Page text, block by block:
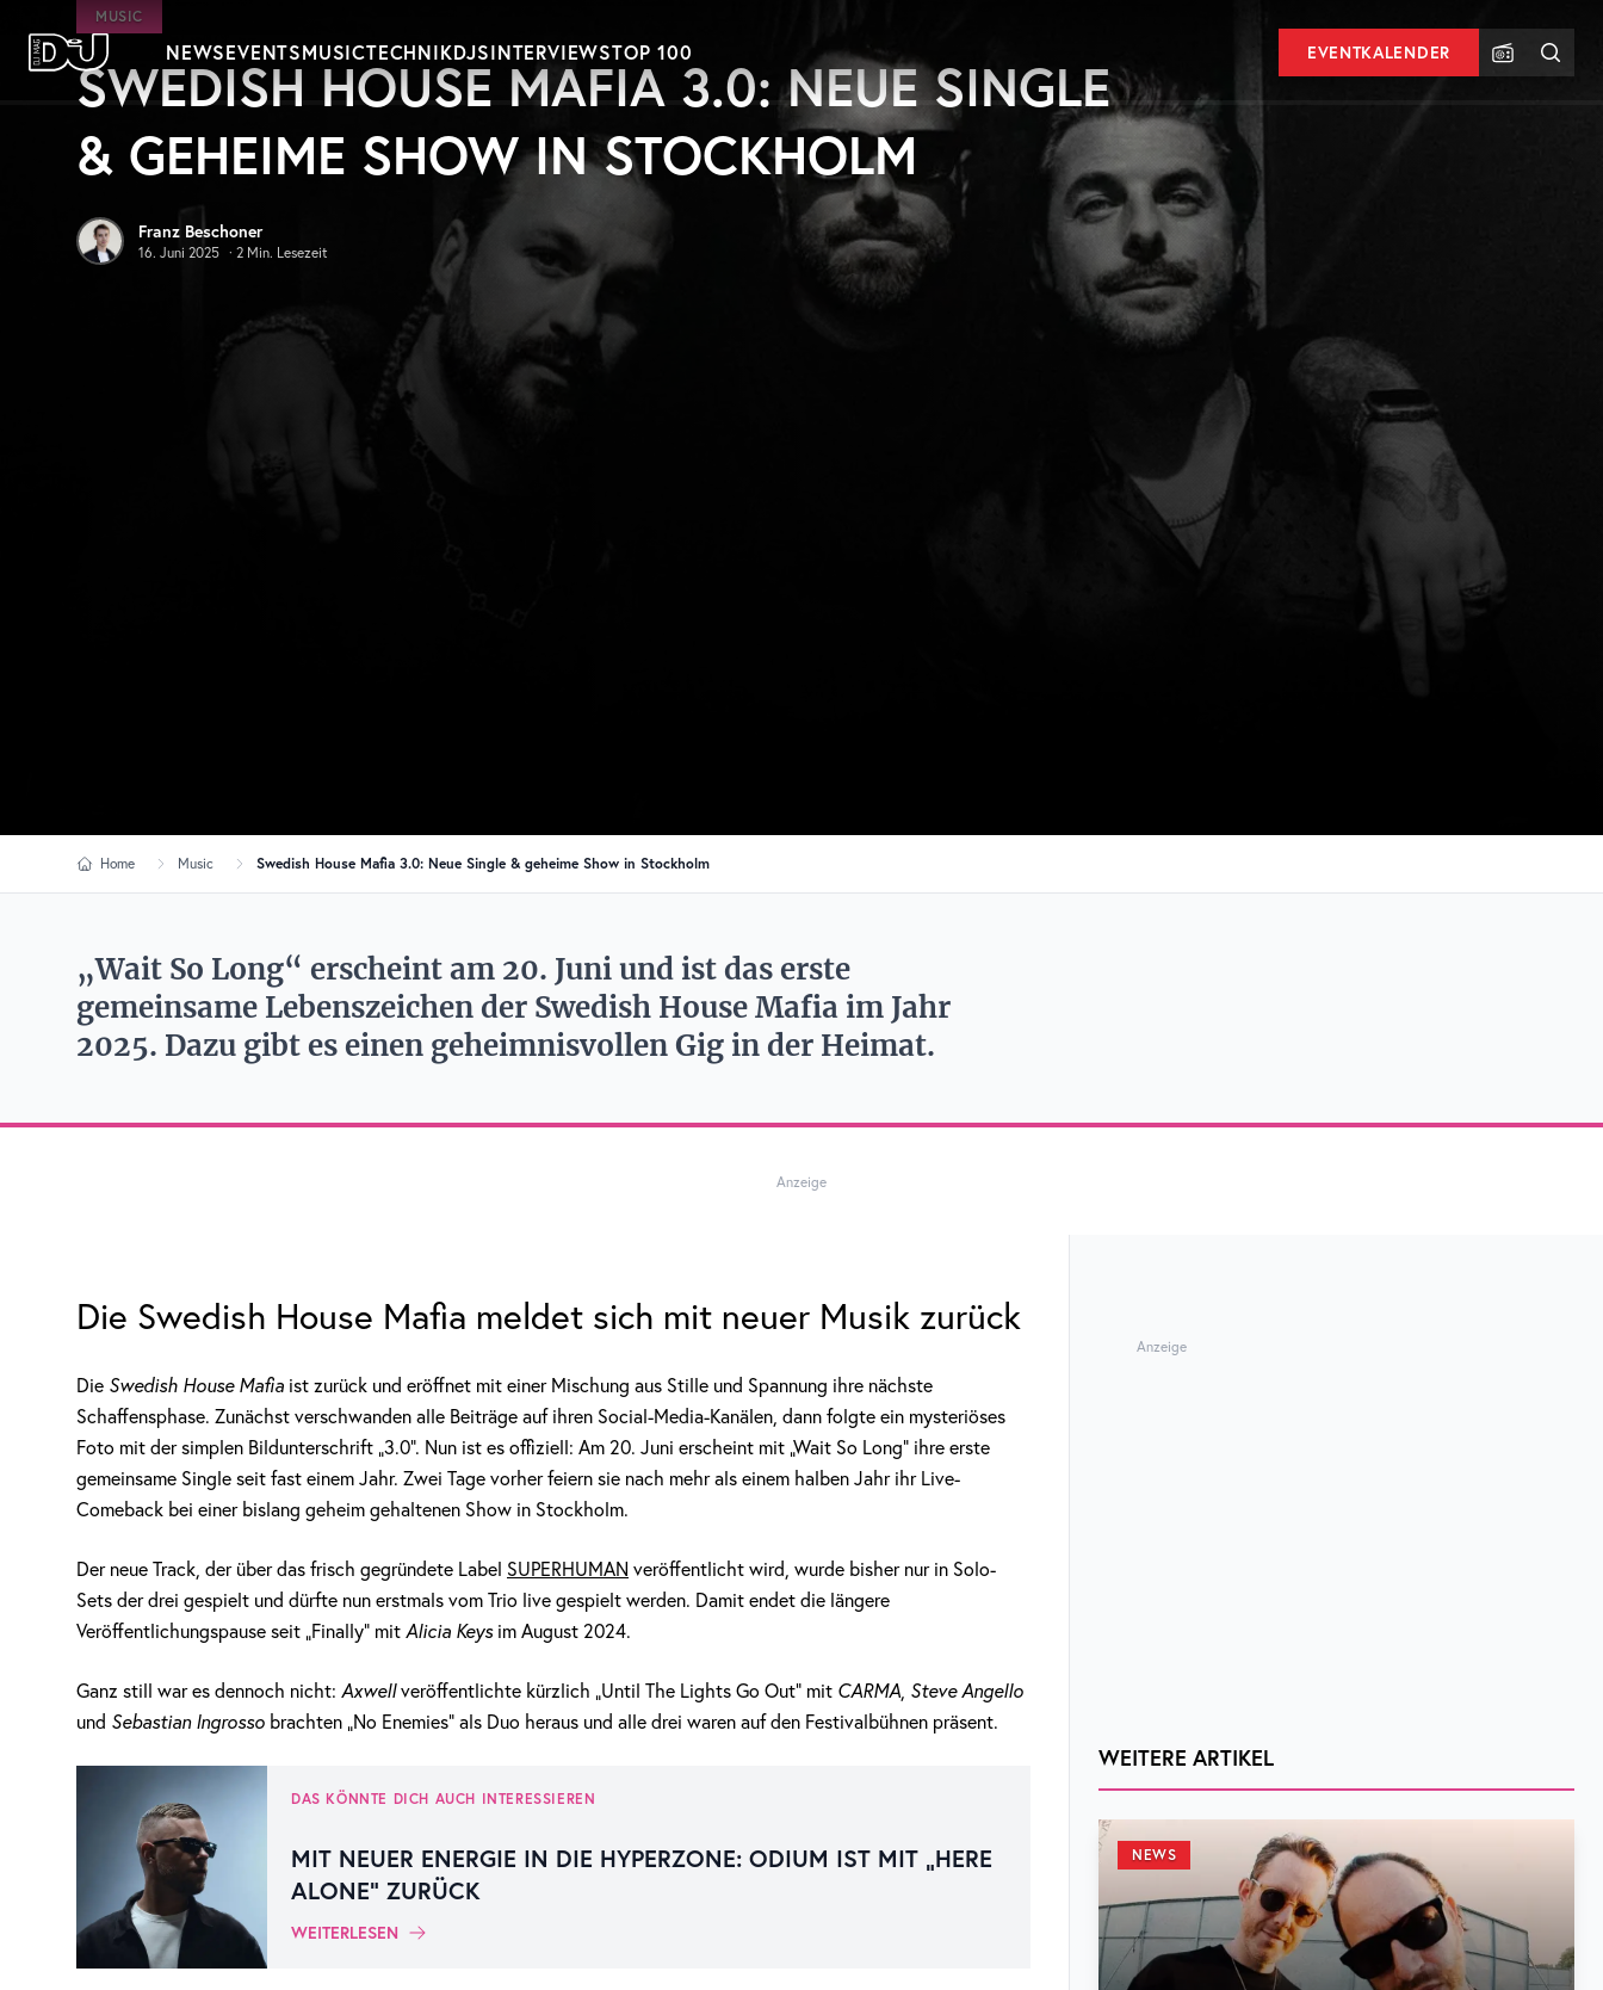
Zum Hauptinhalt springen
DJ Mag Germany
NEWSEVENTSMUSICTECHNIKDJSINTERVIEWSTOP 100 EVENTKALENDER
MUSIC
SWEDISH HOUSE MAFIA 3.0: NEUE SINGLE
& GEHEIME SHOW IN STOCKHOLM
Franz Beschoner
16. Juni 2025 · 2 Min. Lesezeit
Home Music Swedish House Mafia 3.0: Neue Single & geheime Show in Stockholm
„Wait So Long“ erscheint am 20. Juni und ist das erste
gemeinsame Lebenszeichen der Swedish House Mafia im Jahr
2025. Dazu gibt es einen geheimnisvollen Gig in der Heimat.
Anzeige
Die Swedish House Mafia meldet sich mit neuer Musik zurück
Die Swedish House Mafia ist zurück und eröffnet mit einer Mischung aus Stille und Spannung ihre nächste
Schaffensphase. Zunächst verschwanden alle Beiträge auf ihren Social-Media-Kanälen, dann folgte ein mysteriöses
Foto mit der simplen Bildunterschrift „3.0“. Nun ist es offiziell: Am 20. Juni erscheint mit „Wait So Long“ ihre erste
gemeinsame Single seit fast einem Jahr. Zwei Tage vorher feiern sie nach mehr als einem halben Jahr ihr Live-
Comeback bei einer bislang geheim gehaltenen Show in Stockholm.
Der neue Track, der über das frisch gegründete Label SUPERHUMAN veröffentlicht wird, wurde bisher nur in Solo-
Sets der drei gespielt und dürfte nun erstmals vom Trio live gespielt werden. Damit endet die längere
Veröffentlichungspause seit „Finally“ mit Alicia Keysim August 2024.
Ganz still war es dennoch nicht: Axwellveröffentlichte kürzlich „Until The Lights Go Out“ mit CARMA, Steve Angello
und Sebastian Ingrosso brachten „No Enemies“ als Duo heraus und alle drei waren auf den Festivalbühnen präsent.
DAS KÖNNTE DICH AUCH INTERESSIEREN
MIT NEUER ENERGIE IN DIE HYPERZONE: ODIUM IST MIT „HERE
ALONE“ ZURÜCK
WEITERLESEN
Anzeige
WEITERE ARTIKEL
NEWS